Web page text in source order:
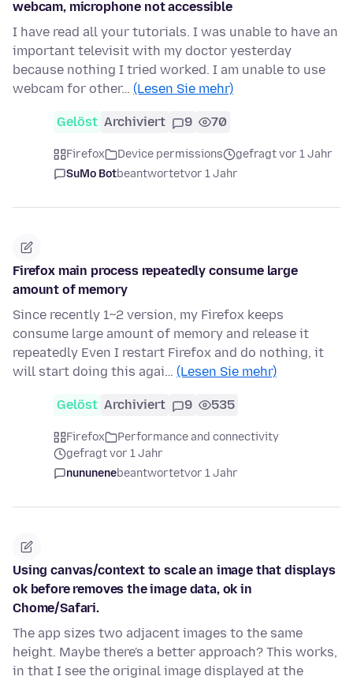
webcam, microphone not accessible
I have read all your tutorials. I was unable to have an
important televisit with my doctor yesterday
because nothing I tried worked. I am unable to use
webcam for other… (Lesen Sie mehr)
Gelöst Archiviert 9 70
Firefox Device permissions
gefragt vor 1 Jahr
SuMo Botbeantwortetvor 1 Jahr
Firefox main process repeatedly consume large
amount of memory
Since recently 1~2 version, my Firefox keeps
consume large amount of memory and release it
repeatedly Even I restart Firefox and do nothing, it
will start doing this agai… (Lesen Sie mehr)
Gelöst Archiviert 9 535
Firefox
Performance and connectivity
gefragt vor 1 Jahr
nununenebeantwortetvor 1 Jahr
Using canvas/context to scale an image that displays
ok before removes the image data, ok in
Chome/Safari.
The app sizes two adjacent images to the same
height. Maybe there's a better approach? This works,
in that I see the original image displayed at the